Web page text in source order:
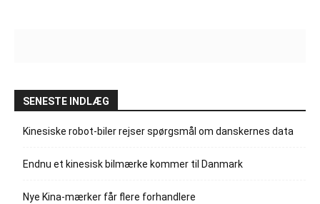
SENESTE INDLÆG
Kinesiske robot-biler rejser spørgsmål om danskernes data
Endnu et kinesisk bilmærke kommer til Danmark
Nye Kina-mærker får flere forhandlere